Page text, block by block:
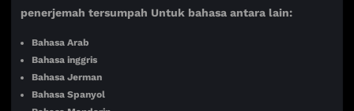
penerjemah tersumpah Untuk bahasa antara lain:
Bahasa Arab
Bahasa inggris
Bahasa Jerman
Bahasa Spanyol